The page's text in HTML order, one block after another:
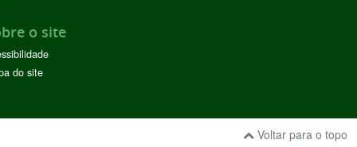
o site
do site
Voltar para o topo